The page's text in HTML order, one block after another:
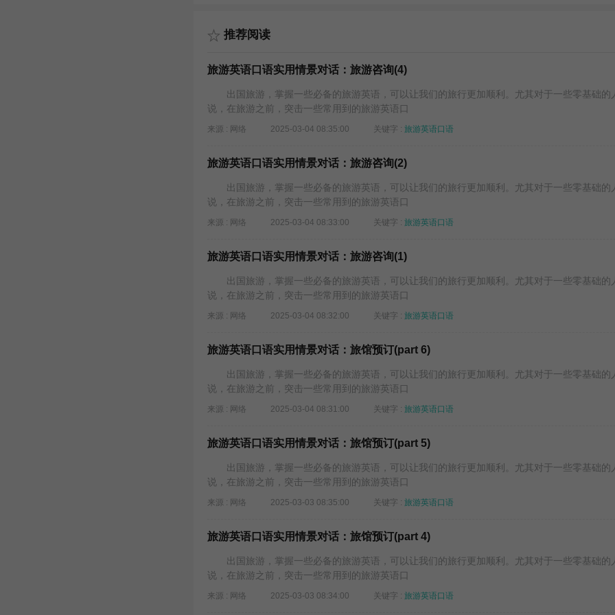
推荐阅读
旅游英语口语实用情景对话：旅游咨询(4)
出国旅游，掌握一些必备的旅游英语，可以让我们的旅行更加顺利。尤其对于一些零基础的
说，在旅游之前，突击一些常用到的旅游英语口
来源 : 网络 2025-03-04 08:35:00 关键字 : 旅游英语口语
旅游英语口语实用情景对话：旅游咨询(2)
出国旅游，掌握一些必备的旅游英语，可以让我们的旅行更加顺利。尤其对于一些零基础的
说，在旅游之前，突击一些常用到的旅游英语口
来源 : 网络 2025-03-04 08:33:00 关键字 : 旅游英语口语
旅游英语口语实用情景对话：旅游咨询(1)
出国旅游，掌握一些必备的旅游英语，可以让我们的旅行更加顺利。尤其对于一些零基础的
说，在旅游之前，突击一些常用到的旅游英语口
来源 : 网络 2025-03-04 08:32:00 关键字 : 旅游英语口语
旅游英语口语实用情景对话：旅馆预订(part 6)
出国旅游，掌握一些必备的旅游英语，可以让我们的旅行更加顺利。尤其对于一些零基础的
说，在旅游之前，突击一些常用到的旅游英语口
来源 : 网络 2025-03-04 08:31:00 关键字 : 旅游英语口语
旅游英语口语实用情景对话：旅馆预订(part 5)
出国旅游，掌握一些必备的旅游英语，可以让我们的旅行更加顺利。尤其对于一些零基础的
说，在旅游之前，突击一些常用到的旅游英语口
来源 : 网络 2025-03-03 08:35:00 关键字 : 旅游英语口语
旅游英语口语实用情景对话：旅馆预订(part 4)
出国旅游，掌握一些必备的旅游英语，可以让我们的旅行更加顺利。尤其对于一些零基础的
说，在旅游之前，突击一些常用到的旅游英语口
来源 : 网络 2025-03-03 08:34:00 关键字 : 旅游英语口语